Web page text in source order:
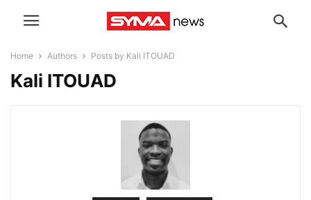
Home Authors Posts by Kali ITOUAD
Kali ITOUAD